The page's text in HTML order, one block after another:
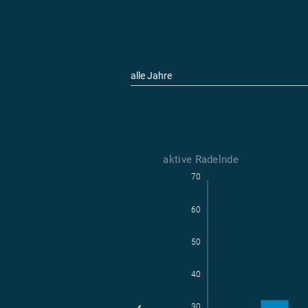
alle Jahre
aktive Radelnde
40
50
60
70